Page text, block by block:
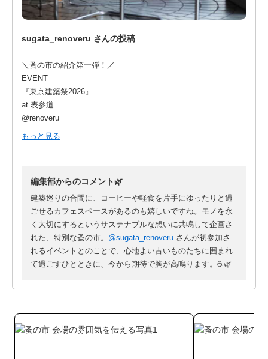
世田谷を拠点に活動。
様々な国で集めたオールドファブリックをベースに、国や年
代、織り目など、それぞれの生地が持つ個性を活かしながら手
づくりで服や小物を仕立てています。
めます。
場所：リノベる表参道本社エントランス
sugata_renoveru さんの投稿
＼蚤の市の紹介第一弾！／
EVENT
『東京建築祭2026』
at 表参道
@renoveru
【骨董通りの蚤の市】
モノを永く大切に使い、新たな価値を生み出すというサステ
ナビリティの考えに共鳴してくださる方々をお招きし、ヴィン
テージ雑貨や家具を販売する「骨董通りの蚤の市」を開催しま
す。コーヒーや軽食を楽しめるカフェスペースも。建築巡りの
合間にゆったりと過ごせます。
※掲載写真はイメージです。当日の出品状況により、お取り扱
@salvage.co
「今あるモノも大切に」をモットーに、埋もれていた家具や雑
もっと見る
編集部からのコメント🌿
建築巡りの合間に、コーヒーや軽食を片手にゆったりと過
ごせるカフェスペースがあるのも嬉しいですね。モノを永
く大切にするというサステナブルな想いに共鳴して企画さ
れた、特別な蚤の市。 @sugata_renoveru さんが初参加さ
れるイベントとのことで、心地よい古いものたちに囲まれ
て過ごすひとときに、今から期待で胸が高鳴ります。☕️🌿